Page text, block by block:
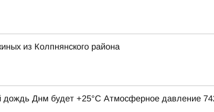
из Колпнянского района
Днм будет +25°С Атмосферное давление